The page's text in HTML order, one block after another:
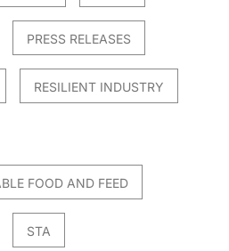
PRESS RELEASES
RESILIENT INDUSTRY
FOOD AND FEED
STA